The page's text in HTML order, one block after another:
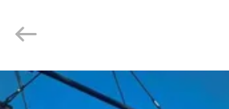
RUMAH
LTD..